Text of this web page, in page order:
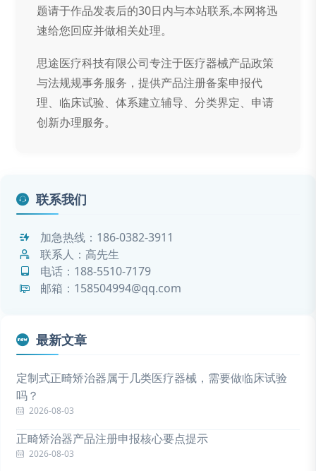
题请于作品发表后的30日内与本站联系,本网将迅
速给您回应并做相关处理。
思途医疗科技有限公司专注于医疗器械产品政策
与法规规事务服务，提供产品注册备案申报代
理、临床试验、体系建立辅导、分类界定、申请
创新办理服务。
联系我们
加急热线： 186-0382-3911
联系人：高先生
电话： 188-5510-7179
邮箱：158504994@qq.com
最新文章
定制式正畸矫治器属于几类医疗器械，需要做临床试验
吗？
2026-08-03
正畸矫治器产品注册申报核心要点提示
2026-08-03